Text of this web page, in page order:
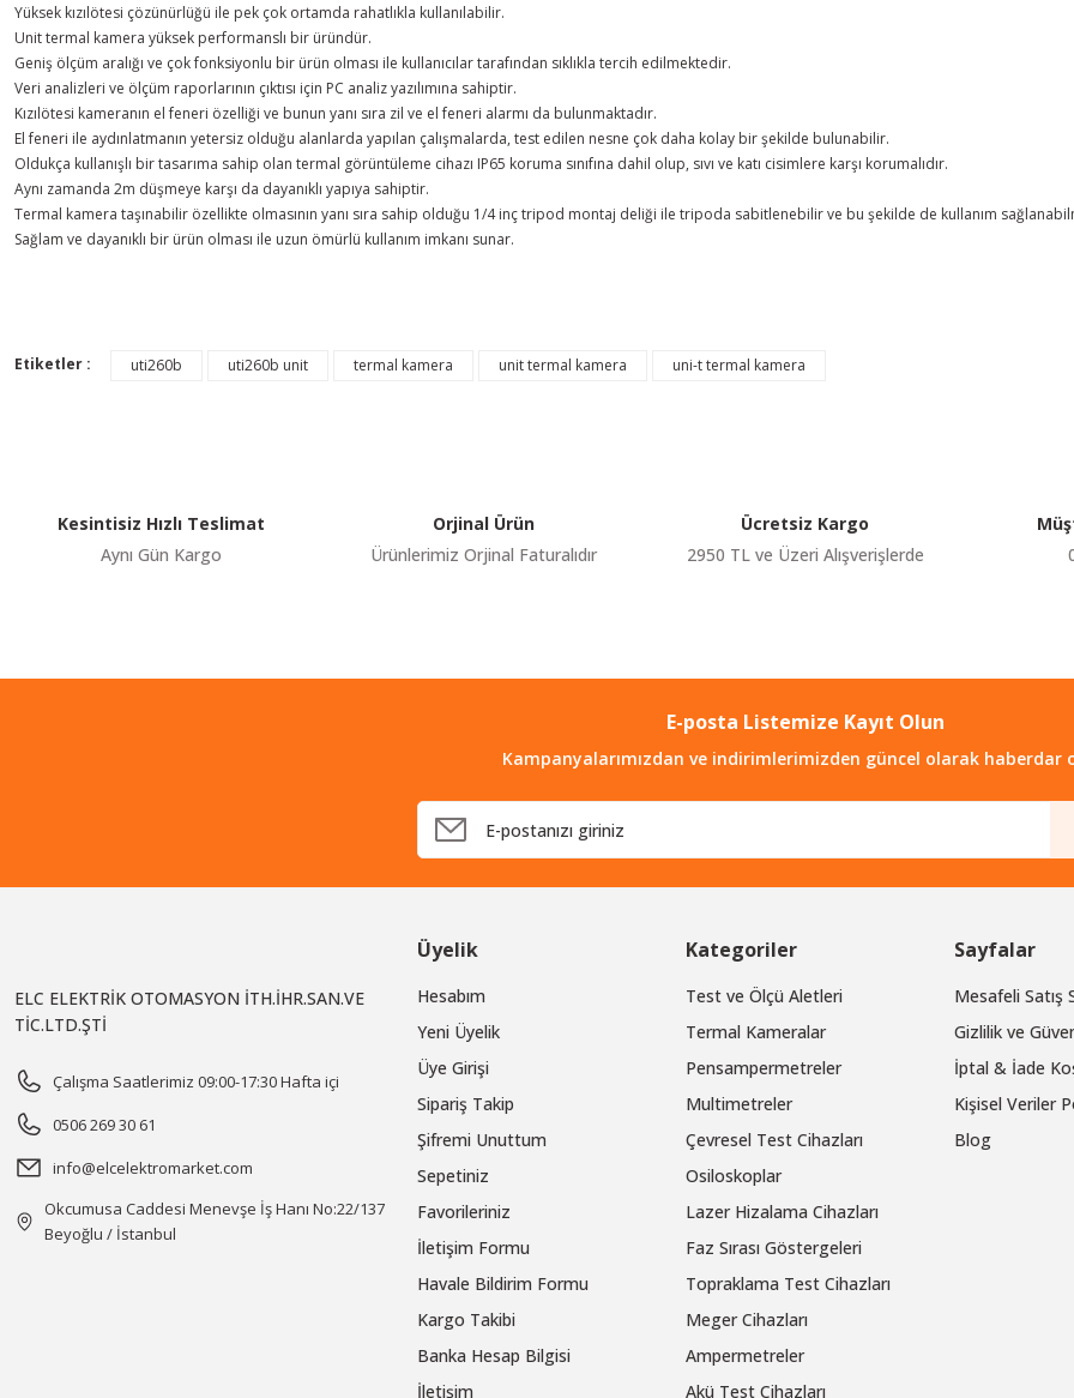
Yüksek kızılötesi çözünürlüğü ile pek çok ortamda rahatlıkla kullanılabilir.
Unit termal kamera yüksek performanslı bir üründür.
Geniş ölçüm aralığı ve çok fonksiyonlu bir ürün olması ile kullanıcılar tarafından sıklıkla tercih edilmektedir.
Veri analizleri ve ölçüm raporlarının çıktısı için PC analiz yazılımına sahiptir.
Kızılötesi kameranın el feneri özelliği ve bunun yanı sıra zil ve el feneri alarmı da bulunmaktadır.
El feneri ile aydınlatmanın yetersiz olduğu alanlarda yapılan çalışmalarda, test edilen nesne çok daha kolay bir şekilde bulunabilir.
Oldukça kullanışlı bir tasarıma sahip olan termal görüntüleme cihazı IP65 koruma sınıfına dahil olup, sıvı ve katı cisimlere karşı korumalıdır.
Aynı zamanda 2m düşmeye karşı da dayanıklı yapıya sahiptir.
Termal kamera taşınabilir özellikte olmasının yanı sıra sahip olduğu 1/4 inç tripod montaj deliği ile tripoda sabitlenebilir ve bu şekilde de kullanım
Sağlam ve dayanıklı bir ürün olması ile uzun ömürlü kullanım imkanı sunar.
Ürün fiyatı diğer sitelerden daha pahalı.
Bu ürüne benzer farklı alternatifler olmalı.
Gönder
Etiketler : uti260b uti260b unit termal kamera unit termal kamera uni-t termal kamera
Kesintisiz Hızlı Teslimat
Aynı Gün Kargo
Orjinal Ürün
Ürünlerimiz Orjinal Faturalıdır
Ücretsiz Kargo
2950 TL ve Üzeri Alışverişlerde
E-posta Listemize Kayıt Olun
Kampanyalarımızdan ve indirimlerimizden güncel olarak haberdar
ELC ELEKTRİK OTOMASYON İTH.İHR.SAN.VE
TİC.LTD.ŞTİ
Çalışma Saatlerimiz 09:00-17:30 Hafta içi
0506 269 30 61
info@elcelektromarket.com
Okcumusa Caddesi Menevşe İş Hanı No:22/137
Beyoğlu / İstanbul
Üyelik
Hesabım
Yeni Üyelik
Üye Girişi
Sipariş Takip
Şifremi Unuttum
Sepetiniz
Favorileriniz
İletişim Formu
Havale Bildirim Formu
Kargo Takibi
Banka Hesap Bilgisi
İletişim
Kategoriler
Test ve Ölçü Aletleri
Termal Kameralar
Pensampermetreler
Multimetreler
Çevresel Test Cihazları
Osiloskoplar
Lazer Hizalama Cihazları
Faz Sırası Göstergeleri
Topraklama Test Cihazları
Meger Cihazları
Ampermetreler
Akü Test Cihazları
Sayfalar
Mesafeli Satış
Gizlilik ve
İptal & İade
Kişisel Veriler
Blog